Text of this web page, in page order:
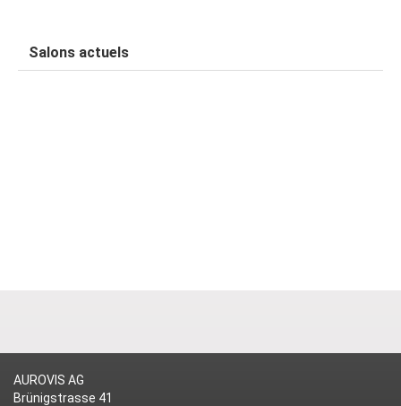
CONTACT
SHOP
Salons actuels
AUROVIS AG
Brünigstrasse 41